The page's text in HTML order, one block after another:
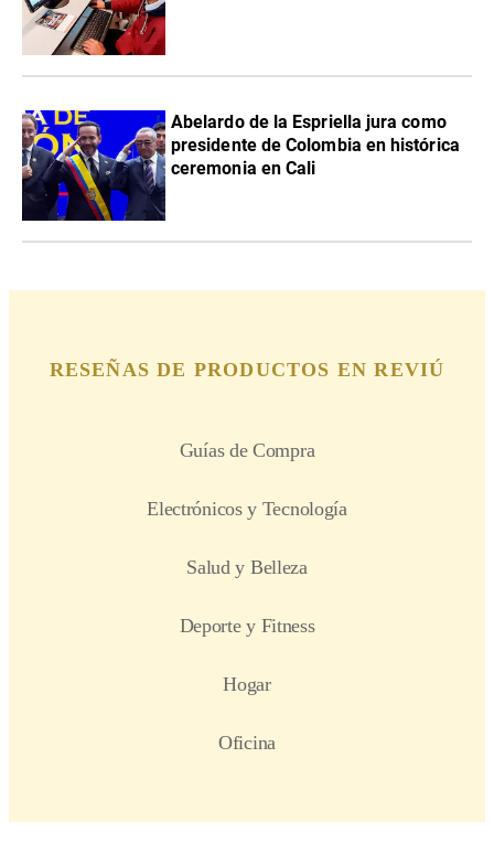
Abelardo de la Espriella jura como
presidente de Colombia en histórica
ceremonia en Cali